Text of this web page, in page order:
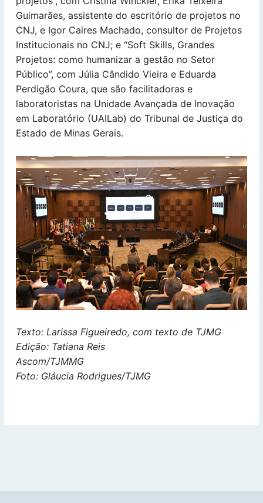
Guimarães, assistente do escritório de projetos no
CNJ, e Igor Caires Machado, consultor de Projetos
Institucionais no CNJ; e “Soft Skills, Grandes
Projetos: como humanizar a gestão no Setor
Público”, com Júlia Cândido Vieira e Eduarda
Perdigão Coura, que são facilitadoras e
laboratoristas na Unidade Avançada de Inovação
em Laboratório (UAILab) do Tribunal de Justiça do
Estado de Minas Gerais.
Texto: Larissa Figueiredo, com texto de TJMG
Edição: Tatiana Reis
Ascom/TJMMG
Foto: Gláucia Rodrigues/TJMG